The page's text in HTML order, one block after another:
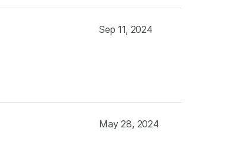
Sep 11, 2024
May 28, 2024